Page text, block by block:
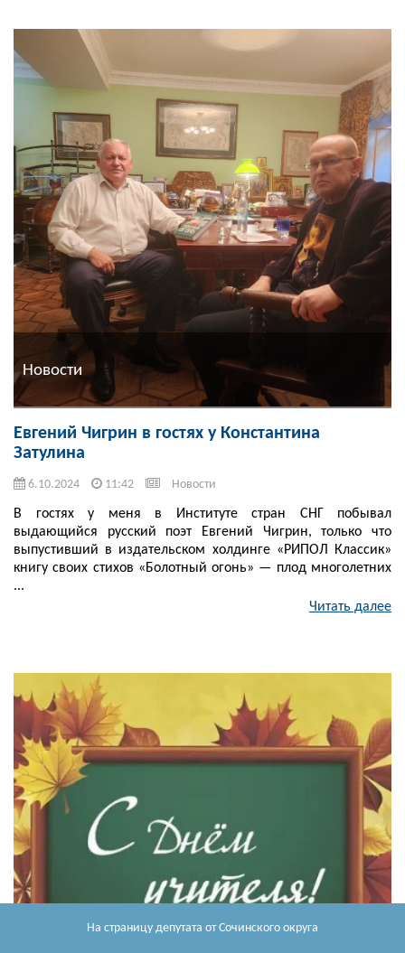
На страницу депутата от Сочинского округа
Новости
Евгений Чигрин в гостях у Константина
Затулина
6.10.2024 11:42 Новости
В гостях у меня в Институте стран СНГ побывал
выдающийся русский поэт Евгений Чигрин, только что
выпустивший в издательском холдинге «РИПОЛ Классик»
книгу своих стихов «Болотный огонь» — плод многолетних
...
Читать далее